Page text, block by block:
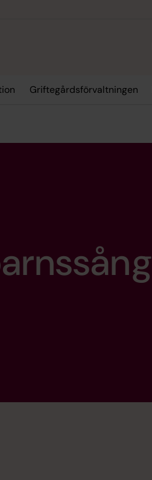
Griftegårdsförvaltningen